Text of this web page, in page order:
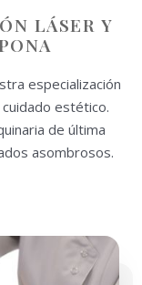
LÁSER Y
especialización
estético.
de última
asombrosos.